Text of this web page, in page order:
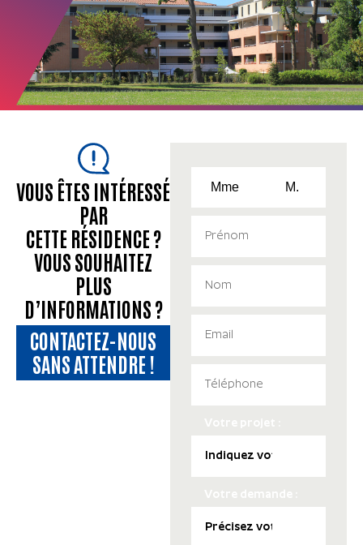
VOUS ÊTES INTÉRESSÉ
PAR
CETTE RÉSIDENCE ?
VOUS SOUHAITEZ
PLUS
D’INFORMATIONS ?
CONTACTEZ-NOUS
SANS ATTENDRE !
Mme M.